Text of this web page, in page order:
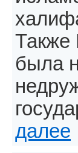
Также
была
далее